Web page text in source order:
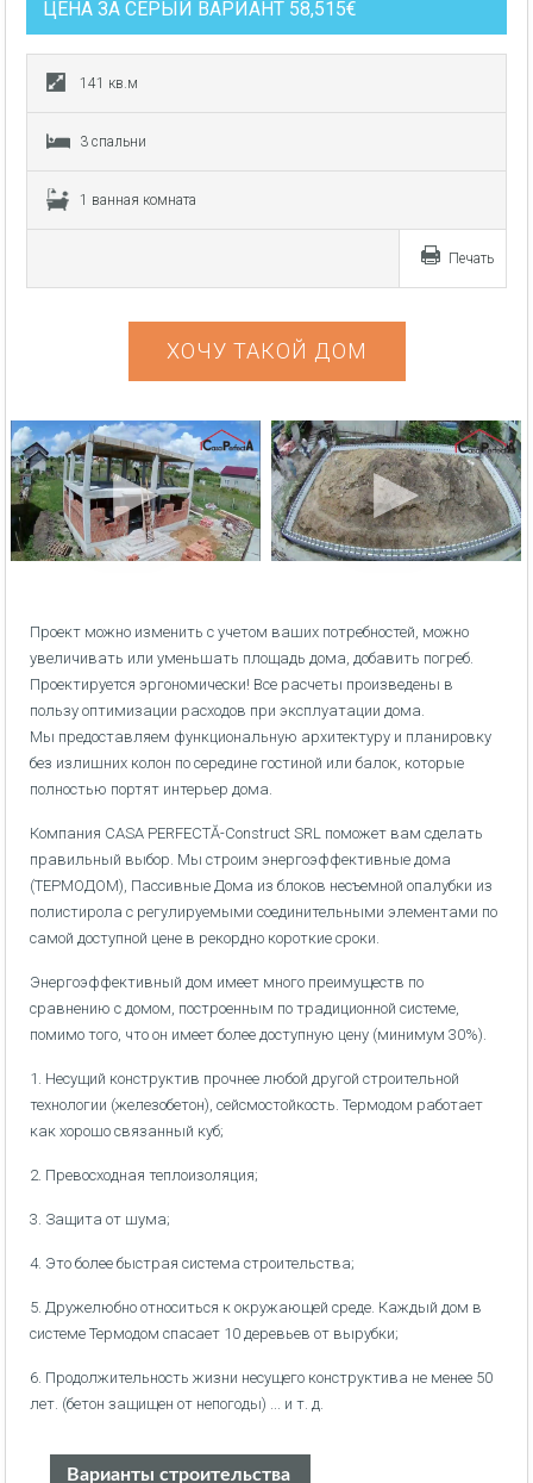
ЦЕНА ЗА СЕРЫЙ ВАРИАНТ 58,515€
141 кв.м
3 спальни
1 ванная комната
Печать
ХОЧУ ТАКОЙ ДОМ
Проект можно изменить с учетом ваших потребностей, можно
увеличивать или уменьшать площадь дома, добавить погреб.
Проектируется эргономически! Все расчеты произведены в
пользу оптимизации расходов при эксплуатации дома.
Мы предоставляем функциональную архитектуру и планировку
без излишних колон по середине гостиной или балок, которые
полностью портят интерьер дома.
Компания CASA PERFECTĂ-Construct SRL поможет вам сделать
правильный выбор. Мы строим энергоэффективные дома
(ТЕРМОДОМ), Пассивные Дома из блоков несъемной опалубки из
полистирола с регулируемыми соединительными элементами по
самой доступной цене в рекордно короткие сроки.
Энергоэффективный дом имеет много преимуществ по
сравнению с домом, построенным по традиционной системе,
помимо того, что он имеет более доступную цену (минимум 30%).
1. Несущий конструктив прочнее любой другой строительной
технологии (железобетон), сейсмостойкость. Термодом работает
как хорошо связанный куб;
2. Превосходная теплоизоляция;
3. Защита от шума;
4. Это более быстрая система строительства;
5. Дружелюбно относиться к окружающей среде. Каждый дом в
системе Термодом спасает 10 деревьев от вырубки;
6. Продолжительность жизни несущего конструктива не менее 50
лет. (бетон защищен от непогоды) ... и т. д.
Варианты строительства